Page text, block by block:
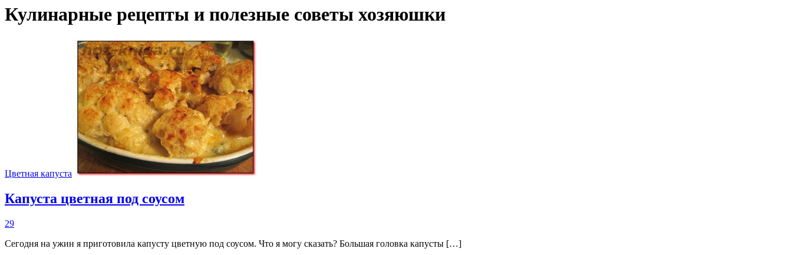
Кулинарные рецепты и полезные советы хозяюшки
Цветная капуста
Капуста цветная под соусом
29
Сегодня на ужин я приготовила капусту цветную под соусом. Что я могу сказать? Большая головка капусты […]